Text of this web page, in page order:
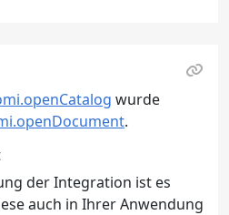
wurde
.
der Integration ist es
auch in Ihrer Anwendung